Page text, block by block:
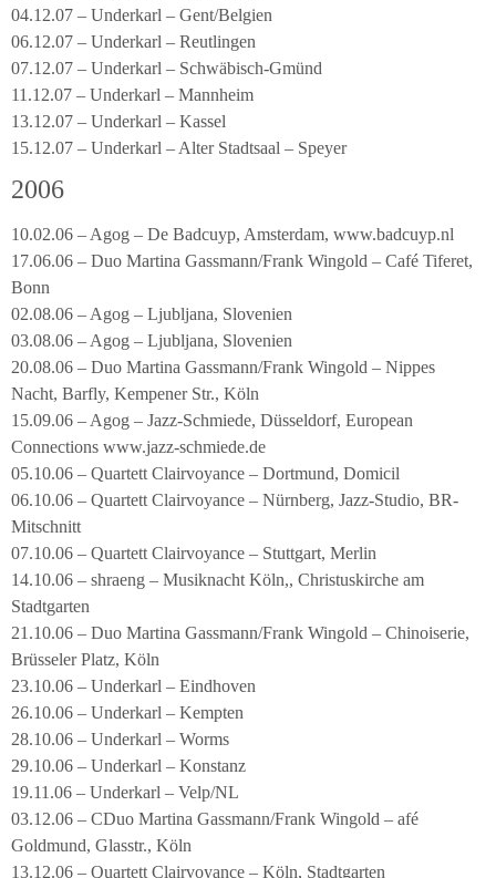
04.12.07 – Underkarl – Gent/Belgien
06.12.07 – Underkarl – Reutlingen
07.12.07 – Underkarl – Schwäbisch-Gmünd
11.12.07 – Underkarl – Mannheim
13.12.07 – Underkarl – Kassel
15.12.07 – Underkarl – Alter Stadtsaal – Speyer
2006
10.02.06 – Agog – De Badcuyp, Amsterdam, www.badcuyp.nl
17.06.06 – Duo Martina Gassmann/Frank Wingold – Café Tiferet,
Bonn
02.08.06 – Agog – Ljubljana, Slovenien
03.08.06 – Agog – Ljubljana, Slovenien
20.08.06 – Duo Martina Gassmann/Frank Wingold – Nippes
Nacht, Barfly, Kempener Str., Köln
15.09.06 – Agog – Jazz-Schmiede, Düsseldorf, European
Connections www.jazz-schmiede.de
05.10.06 – Quartett Clairvoyance – Dortmund, Domicil
06.10.06 – Quartett Clairvoyance – Nürnberg, Jazz-Studio, BR-
Mitschnitt
07.10.06 – Quartett Clairvoyance – Stuttgart, Merlin
14.10.06 – shraeng – Musiknacht Köln,, Christuskirche am
Stadtgarten
21.10.06 – Duo Martina Gassmann/Frank Wingold – Chinoiserie,
Brüsseler Platz, Köln
23.10.06 – Underkarl – Eindhoven
26.10.06 – Underkarl – Kempten
28.10.06 – Underkarl – Worms
29.10.06 – Underkarl – Konstanz
19.11.06 – Underkarl – Velp/NL
03.12.06 – CDuo Martina Gassmann/Frank Wingold – afé
Goldmund, Glasstr., Köln
13.12.06 – Quartett Clairvoyance – Köln, Stadtgarten